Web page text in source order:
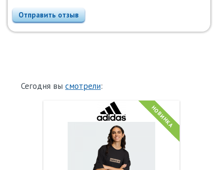
Отправить отзыв
Сегодня вы смотрели:
НОВИНКА